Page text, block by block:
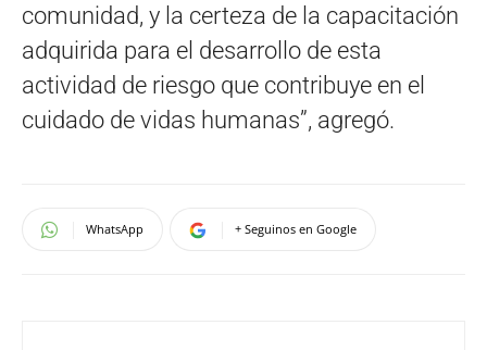
comunidad, y la certeza de la capacitación
adquirida para el desarrollo de esta
actividad de riesgo que contribuye en el
cuidado de vidas humanas”, agregó.
WhatsApp + Seguinos en Google